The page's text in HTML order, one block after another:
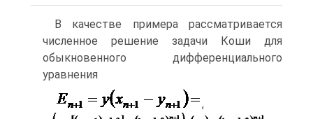
В качестве примера рассматривается
численное решение задачи Коши для
обыкновенного дифференциального
уравнения
,